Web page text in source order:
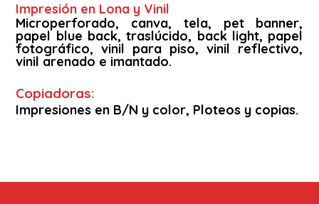
Impresión en Lona y Vinil
Microperforado, canva, tela, pet banner,
papel blue back, traslúcido, back light, papel
fotográfico, vinil para piso, vinil reflectivo,
vinil arenado e imantado.
Copiadoras:
Impresiones en B/N y color, Ploteos y copias.